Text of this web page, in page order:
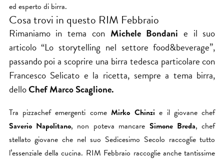
ed esperto di birra.
Cosa trovi in questo RIM Febbraio
Rimaniamo in tema con Michele Bondani e il suo
articolo “Lo storytelling nel settore food&beverage”,
passando poi a scoprire una birra tedesca particolare con
Francesco Selicato e la ricetta, sempre a tema birra,
delloChef Marco Scaglione.
Tra pizzachef emergenti comeMirko Chinzi e il giovane chef
Saverio Napolitano, non poteva mancare Simone Breda, chef
stellato giovane che nel suo Sedicesimo Secolo raccoglie tutto
l’essenziale della cucina. RIM Febbraio raccoglie anche tantissime